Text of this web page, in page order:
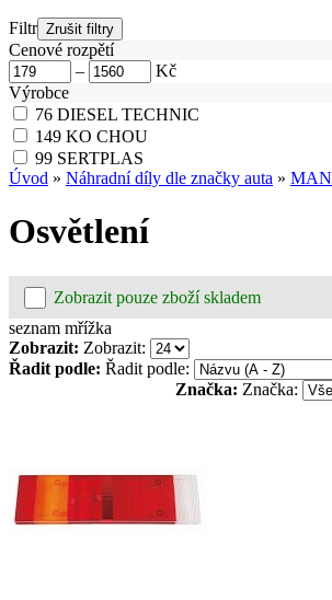
Filtr
Cenové rozpětí
–
Kč
Výrobce
76 DIESEL TECHNIC
149 KO CHOU
99 SERTPLAS
Úvod » Náhradní díly dle značky auta » MAN
Osvětlení
Zobrazit pouze zboží skladem
seznam mřížka
Zobrazit: Zobrazit:
Řadit podle: Řadit podle:
Značka: Značka: